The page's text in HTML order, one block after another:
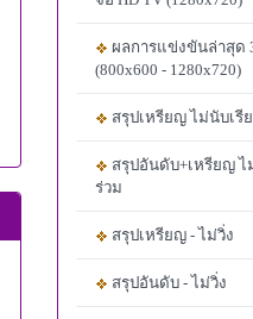
ผลการแข่งขันล่าสุด
(800x600 - 1280x720)
สรุปเหรียญ ไม่นับเรี
สรุปอันดับ+เหรียญ ไ
ร่วม
สรุปเหรียญ - ไม่วิ่ง
สรุปอันดับ - ไม่วิ่ง